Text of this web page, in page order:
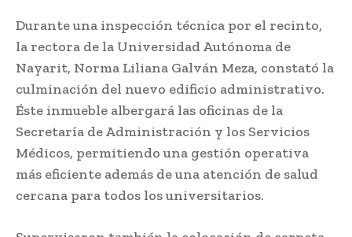
Durante una inspección técnica por el recinto,
la rectora de la Universidad Autónoma de
Nayarit, Norma Liliana Galván Meza, constató la
culminación del nuevo edificio administrativo.
Éste inmueble albergará las oficinas de la
Secretaría de Administración y los Servicios
Médicos, permitiendo una gestión operativa
más eficiente además de una atención de salud
cercana para todos los universitarios.